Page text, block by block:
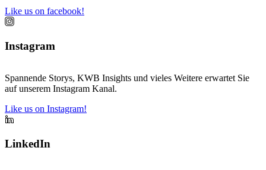
Like us on facebook!
Instagram
Spannende Storys, KWB Insights und vieles Weitere erwartet Sie
auf unserem Instagram Kanal.
Like us on Instagram!
LinkedIn